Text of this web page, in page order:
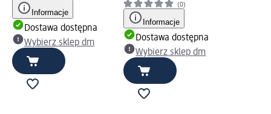
Informacje
Dostawa dostępna
Wybierz sklep dm
(0)
Informacje
Dostawa dostępna
Wybierz sklep dm